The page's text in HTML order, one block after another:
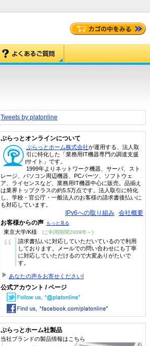
Tweets by platonline
ぷらっとオンラインについて
ぷらっとホーム株式会社が運用する、法人取
引に特化した「業務用IT機器専門の調達支援
サイト」です。
1999年よりネットワーク機器、サーバ、スト
レージ、パソコン周辺機器、PCパーツ、ソフトウェ
ア、ライセンスなど、業務用IT機器中心に販売。品揃え
は業界トップクラスの約5.5万点です。法人取引に特化
し、学校・官公庁・一般法人のお客様の請求書後払いに
も対応しています。
IPv6への取り組み 会社概要
お客様からの声 もっと見る
東京大学/K様 (ご利用期間2009年～)
“
請求書払いに対応していただいているので利用
しております。メールでの問い合わせにも丁寧
に対応していただけるので大変ありがたいで
す。
あなたの声をお寄せください!
公式アカウント / ページ
ぷらっとホーム社製品
当社ブランドの製品情報はこちら